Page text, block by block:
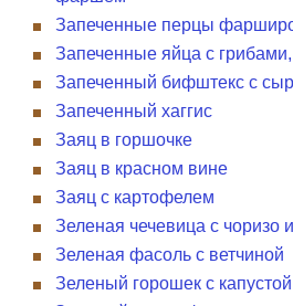
Запеченные перцы
Запеченные яйца с
Запеченный бифштекс с
Запеченный хаггис
Заяц в горшочке
Заяц в красном вине
Заяц с картофелем
Зеленая чечевица с чоризо
Зеленая фасоль с ветчиной
Зеленый горошек с